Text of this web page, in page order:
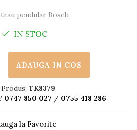
pendular Bosch
IN STOC
ADAUGA IN COS
TK8379
0747 850 027 / 0755 418 286
la Favorite